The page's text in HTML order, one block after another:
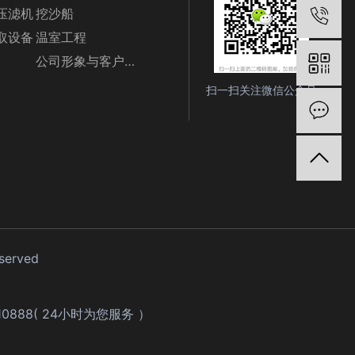
滤机
设备
挖沙船
温室工程
公司形象与客户随影
扫一扫关注微信公众号
24小时为您服务 ）